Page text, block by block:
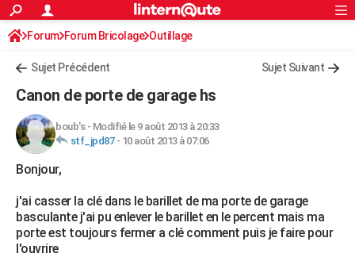
ACTUALITÉS
Politique
Société
Faits Divers
Education
Monde
Villes
+
FINANCE
Retraite
Impôts
Epargne
Immobilier
Risques naturels par ville
Banque
Assurance
Crédit
AUTO
Essais
Réserver un essai
Citadines
Berlines
SUV
Forum auto
+HIGH-TECH
Mobiles
Meilleur smartphone
Internet
Ordinateurs
Jeux vidéo
Guide high-tech
+BRICOLAGE
Forum
Aménagement intérieur
Extérieur
Cuisine
Salle de bains
Jardinage
Rangement
WEEK-END
S'inscrire
Connexion
Forum Forum Bricolage Outillage
Sujet Précédent Sujet Suivant
Canon de porte de garage hs
boub's- Modifié le 9 août 2013 à 20:33
stf_jpd87- 10 août 2013 à 07:06
Bonjour,
j'ai casser la clé dans le barillet de ma porte de garage
basculante j'ai pu enlever le barillet en le percent mais ma
porte est toujours fermer a clé comment puis je faire pour
l'ouvrire